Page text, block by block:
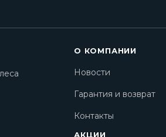
О КОМПАНИИ
Новости
Гарантия и возврат
Контакты
АКЦИИ